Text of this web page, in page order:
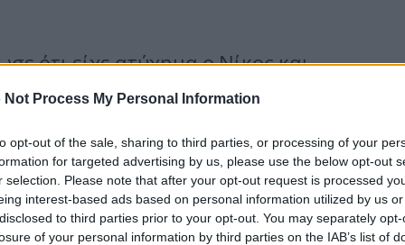
Not Process My Personal Information
opt-out of the sale, sharing to third parties, or processing of your
for targeted advertising by us, please use the below opt-out
selection. Please note that after your opt-out request is processed
interest-based ads based on personal information utilized by us
to third parties prior to your opt-out. You may separately
of your personal information by third parties on the IAB’s list of
ότι είχε ατύχημα ο Νίκος και
είχε κάνει δική του οικογένεια
άνθρωπος και πάντα με το
κοινά, ήταν για χρόνια
άνθρωπος τόσο καλός που δεν